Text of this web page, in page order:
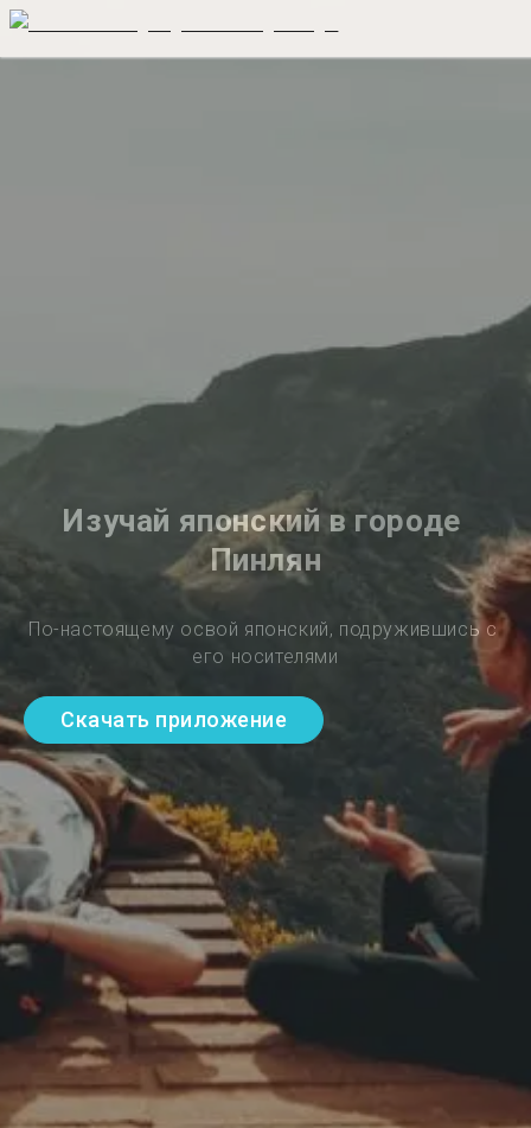
Изучай японский в городе
Пинлян
По-настоящему освой японский, подружившись с
его носителями
Скачать приложение